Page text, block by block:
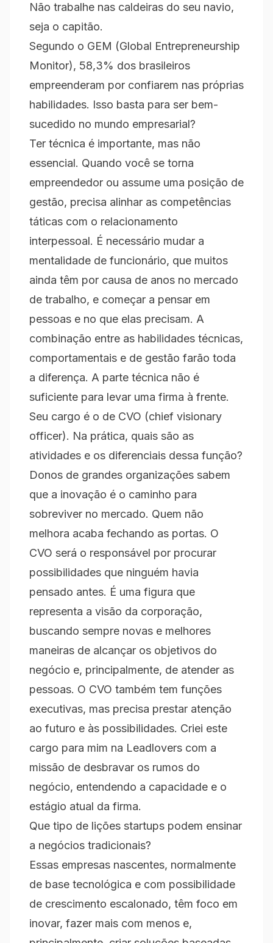
Não trabalhe nas caldeiras do seu navio,
seja o capitão.
Segundo o GEM (Global Entrepreneurship
Monitor), 58,3% dos brasileiros
empreenderam por confiarem nas próprias
habilidades. Isso basta para ser bem-
sucedido no mundo empresarial?
Ter técnica é importante, mas não
essencial. Quando você se torna
empreendedor ou assume uma posição de
gestão, precisa alinhar as competências
táticas com o relacionamento
interpessoal. É necessário mudar a
mentalidade de funcionário, que muitos
ainda têm por causa de anos no mercado
de trabalho, e começar a pensar em
pessoas e no que elas precisam. A
combinação entre as habilidades técnicas,
comportamentais e de gestão farão toda
a diferença. A parte técnica não é
suficiente para levar uma firma à frente.
Seu cargo é o de CVO (chief visionary
officer). Na prática, quais são as
atividades e os diferenciais dessa função?
Donos de grandes organizações sabem
que a inovação é o caminho para
sobreviver no mercado. Quem não
melhora acaba fechando as portas. O
CVO será o responsável por procurar
possibilidades que ninguém havia
pensado antes. É uma figura que
representa a visão da corporação,
buscando sempre novas e melhores
maneiras de alcançar os objetivos do
negócio e, principalmente, de atender as
pessoas. O CVO também tem funções
executivas, mas precisa prestar atenção
ao futuro e às possibilidades. Criei este
cargo para mim na Leadlovers com a
missão de desbravar os rumos do
negócio, entendendo a capacidade e o
estágio atual da firma.
Que tipo de lições startups podem ensinar
a negócios tradicionais?
Essas empresas nascentes, normalmente
de base tecnológica e com possibilidade
de crescimento escalonado, têm foco em
inovar, fazer mais com menos e,